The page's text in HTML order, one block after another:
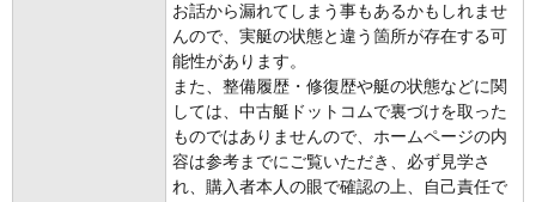
お話から漏れてしまう事もあるかもしれませ
んので、実艇の状態と違う箇所が存在する可
能性があります。
また、整備履歴・修復歴や艇の状態などに関
しては、中古艇ドットコムで裏づけを取った
ものではありませんので、ホームページの内
容は参考までにご覧いただき、必ず見学さ
れ、購入者本人の眼で確認の上、自己責任で